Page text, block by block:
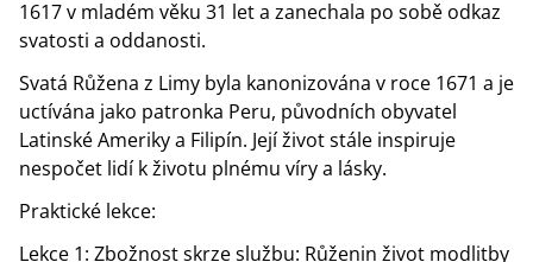
1617 v mladém věku 31 let a zanechala po sobě odkaz
svatosti a oddanosti.
Svatá Růžena z Limy byla kanonizována v roce 1671 a je
uctívána jako patronka Peru, původních obyvatel
Latinské Ameriky a Filipín. Její život stále inspiruje
nespočet lidí k životu plnému víry a lásky.
Praktické lekce:
Lekce 1: Zbožnost skrze službu: Růženin život modlitby